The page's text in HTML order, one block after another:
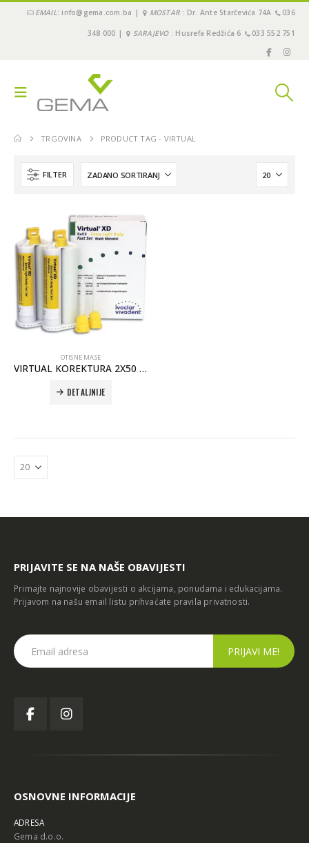
EMAIL: info@gema.com.ba | MOSTAR : Dr. Ante Starčevića 74A 036
348 000 | SARAJEVO: Husrefa Redžića 6 033 552 751
TRGOVINA PRODUCT TAG - VIRTUAL
FILTER
OTISNE MASE
VIRTUAL KOREKTURA 2X50 ML
DETALJNIJE
PRIJAVITE SE NA NAŠE OBAVIJESTI
Primajte najnovije obavijesti o akcijama, ponudama i edukacijama.
Prijavom na našu email listu prihvaćate pravila privatnosti.
OSNOVNE INFORMACIJE
ADRESA
Gema d.o.o.